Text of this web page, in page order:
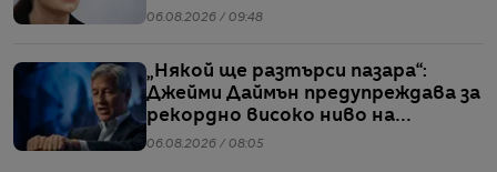
тримесечието
06.08.2026 / 09:48
„Някой ще разтърси пазара“:
Джейми Даймън предупреждава за
рекордно високо ниво на
ливъридж
06.08.2026 / 08:05